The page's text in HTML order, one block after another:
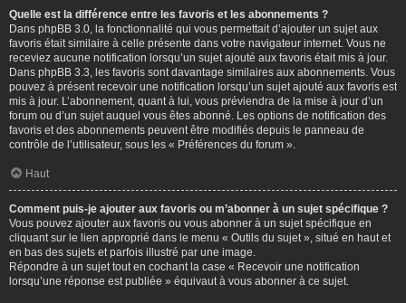
Quelle est la différence entre les favoris et les abonnements ?
Dans phpBB 3.0, la fonctionnalité qui vous permettait d’ajouter un sujet aux
favoris était similaire à celle présente dans votre navigateur internet. Vous ne
receviez aucune notification lorsqu’un sujet ajouté aux favoris était mis à jour.
Dans phpBB 3.3, les favoris sont davantage similaires aux abonnements. Vous
pouvez à présent recevoir une notification lorsqu’un sujet ajouté aux favoris est
mis à jour. L’abonnement, quant à lui, vous préviendra de la mise à jour d’un
forum ou d’un sujet auquel vous êtes abonné. Les options de notification des
favoris et des abonnements peuvent être modifiés depuis le panneau de
contrôle de l’utilisateur, sous les « Préférences du forum ».
Haut
Comment puis-je ajouter aux favoris ou m’abonner à un sujet spécifique ?
Vous pouvez ajouter aux favoris ou vous abonner à un sujet spécifique en
cliquant sur le lien approprié dans le menu « Outils du sujet », situé en haut et
en bas des sujets et parfois illustré par une image.
Répondre à un sujet tout en cochant la case « Recevoir une notification
lorsqu’une réponse est publiée » équivaut à vous abonner à ce sujet.